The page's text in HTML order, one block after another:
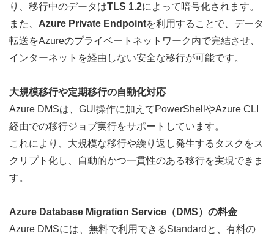
り、移行中のデータはTLS 1.2によって暗号化されます。
また、 Azure Private Endpointを利用することで、データ
転送をAzureのプライベートネットワーク内で完結させ、
インターネットを経由しない安全な移行が可能です。
大規模移行や定期移行の自動化対応
Azure DMSは、GUI操作に加えてPowerShellやAzure CLI
経由での移行ジョブ実行をサポートしています。
これにより、大規模な移行や繰り返し発生するタスクをス
クリプト化し、自動的かつ一貫性のある移行を実現できま
す。
Azure Database Migration Service（DMS）の料金
Azure DMSには、無料で利用できるStandardと、有料の